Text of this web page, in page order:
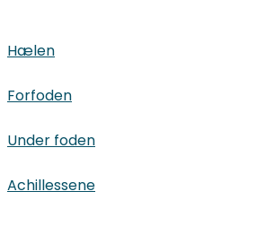
Hælen
Forfoden
Under foden
Achillessene